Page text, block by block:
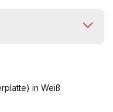
in Weiß